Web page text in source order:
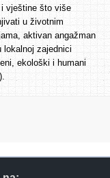
vještine što više
u životnim
aktivan angažman
lokalnoj zajednici
ekološki i humani